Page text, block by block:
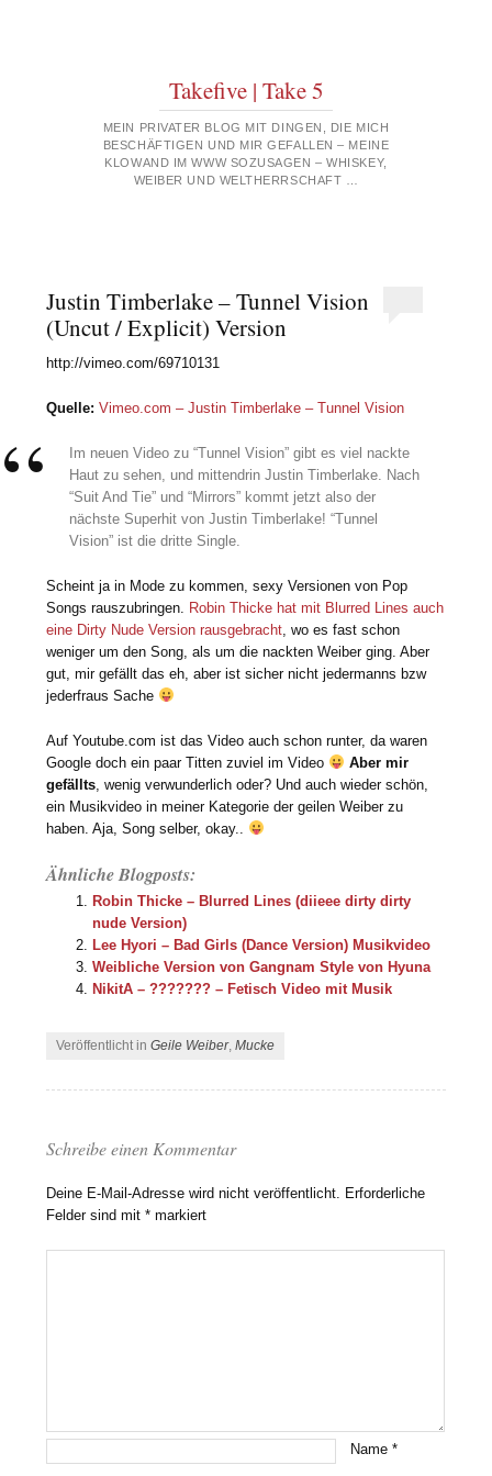
Takefive | Take 5
MEIN PRIVATER BLOG MIT DINGEN, DIE MICH
BESCHÄFTIGEN UND MIR GEFALLEN – MEINE
KLOWAND IM WWW SOZUSAGEN – WHISKEY,
WEIBER UND WELTHERRSCHAFT …
Justin Timberlake – Tunnel Vision
(Uncut / Explicit) Version
http://vimeo.com/69710131
Quelle: Vimeo.com – Justin Timberlake – Tunnel Vision
Im neuen Video zu “Tunnel Vision” gibt es viel nackte
Haut zu sehen, und mittendrin Justin Timberlake. Nach
“Suit And Tie” und “Mirrors” kommt jetzt also der
nächste Superhit von Justin Timberlake! “Tunnel
Vision” ist die dritte Single.
Scheint ja in Mode zu kommen, sexy Versionen von Pop
Songs rauszubringen. Robin Thicke hat mit Blurred Lines auch
eine Dirty Nude Version rausgebracht , wo es fast schon
weniger um den Song, als um die nackten Weiber ging. Aber
gut, mir gefällt das eh, aber ist sicher nicht jedermanns bzw
jederfraus Sache
Auf Youtube.com ist das Video auch schon runter, da waren
Google doch ein paar Titten zuviel im Video
Aber mir
gefällts , wenig verwunderlich oder? Und auch wieder schön,
ein Musikvideo in meiner Kategorie der geilen Weiber zu
haben. Aja, Song selber, okay..
Ähnliche Blogposts:
Robin Thicke – Blurred Lines (diieee dirty dirty
nude Version)
Lee Hyori – Bad Girls (Dance Version) Musikvideo
Weibliche Version von Gangnam Style von Hyuna
NikitA – ??????? – Fetisch Video mit Musik
Veröffentlicht inGeile Weiber,Mucke
Schreibe einen Kommentar
Deine E-Mail-Adresse wird nicht veröffentlicht. Erforderliche
Felder sind mit* markiert
Name*